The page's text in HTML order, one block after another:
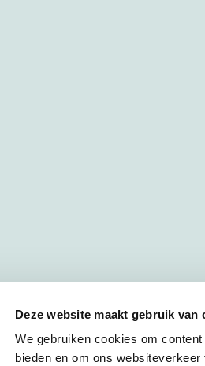
Deze website maakt gebruik van
We gebruiken cookies om
bieden en om ons